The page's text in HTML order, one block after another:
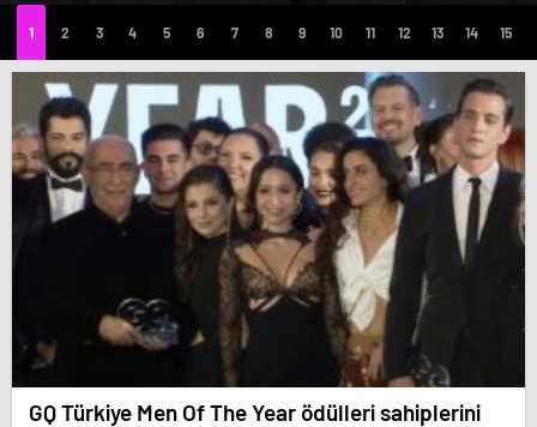
GQ Türkiye Men Of The Year ödülleri sahiplerini